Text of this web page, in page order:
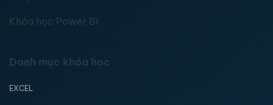
Khóa học Power BI
Danh mục khóa học
EXCEL